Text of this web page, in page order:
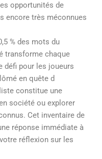
opportunités de
encore très méconnues
% des mots du
transforme chaque
défi pour les joueurs
en quête d
constitue une
société ou explorer
Cet inventaire de
réponse immédiate à
réflexion sur les